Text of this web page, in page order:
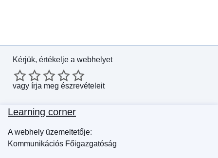
Kérjük, értékelje a webhelyet
vagy írja meg észrevételeit
Learning corner
A webhely üzemeltetője:
Kommunikációs Főigazgatóság